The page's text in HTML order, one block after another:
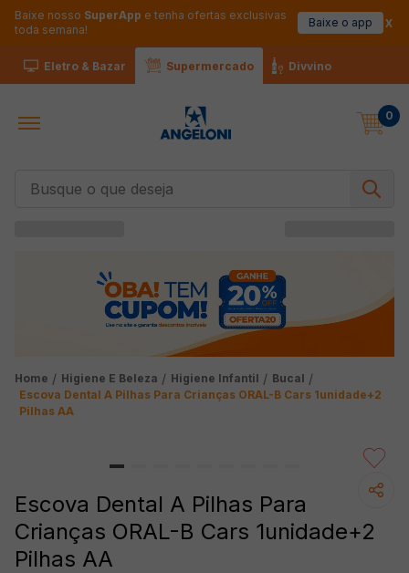
Baixe nosso SuperApp e tenha ofertas exclusivas
toda semana!
Baixe o app
Eletro & Bazar Supermercado Divvino
0
Higiene E Beleza Higiene Infantil
Bucal
Escova Dental A Pilhas Para Crianças ORAL-B Cars 1unidade+2
Pilhas AA
Escova Dental A Pilhas Para
Crianças ORAL-B Cars 1unidade+2
Pilhas AA